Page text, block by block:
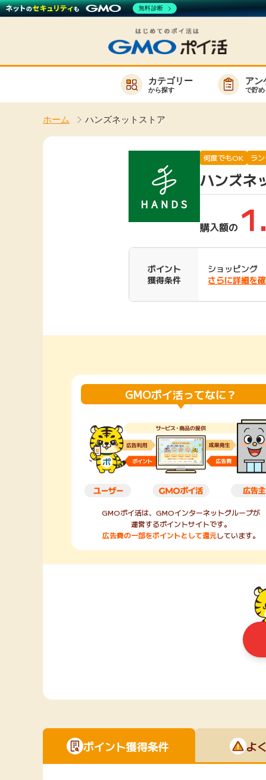
お知らせ
新着
カテゴリー
から探す
アン
で貯め
ホーム ハンズネットストア
サービスか
Rakuten Fashion
楽天証券
その他の楽天
何度でもOK ラ
ハンズネ
購入額の
ポイント
獲得条件
ショッピング
さらに詳細を
GMOポイ活ってなに？
GMOポイ活は、GMOインターネットグループが
運営するポイントサイトです。
広告費の一部をポイントとして還元しています。
ポイント獲得条件 よ
無料診断